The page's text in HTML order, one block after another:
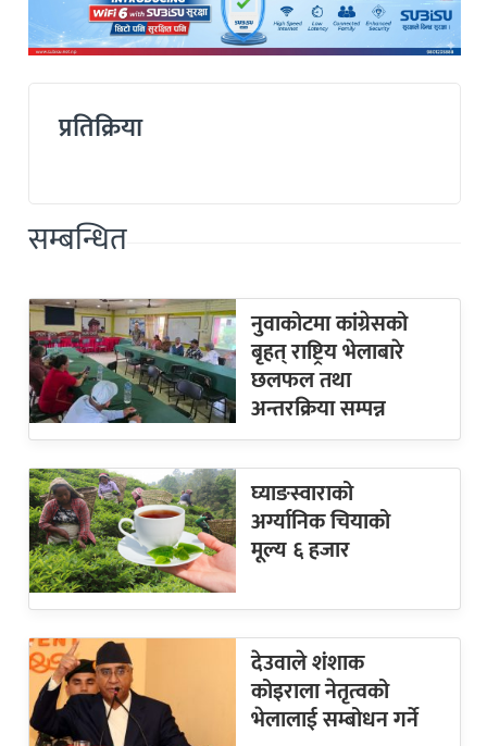
प्रतिक्रिया
सम्बन्धित
नुवाकोटमा कांग्रेसको
बृहत् राष्ट्रिय भेलाबारे
छलफल तथा
अन्तरक्रिया सम्पन्न
घ्याङस्वाराको
अर्ग्यानिक चियाको
मूल्य ६ हजार
देउवाले शंशाक
कोइराला नेतृत्वको
भेलालाई सम्बोधन गर्ने